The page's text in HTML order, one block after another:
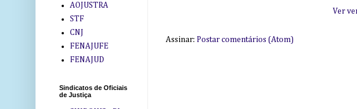
Ver
Assinar: Postar comentários (Atom)
AOJUSTRA
STF
CNJ
FENAJUFE
FENAJUD
Sindicatos de Oficiais
de Justiça